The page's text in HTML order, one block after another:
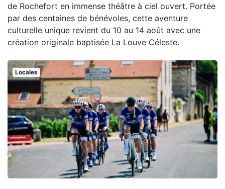
de Rochefort en immense théâtre à ciel ouvert. Portée
par des centaines de bénévoles, cette aventure
culturelle unique revient du 10 au 14 août avec une
création originale baptisée La Louve Céleste.
Locales